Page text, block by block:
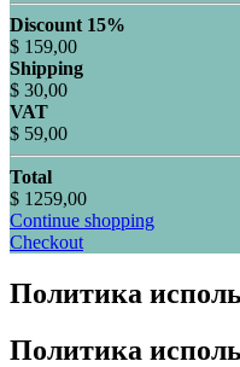
Discount 15%
$ 159,00
Shipping
$ 30,00
VAT
$ 59,00
Total
$ 1259,00
Continue shopping
Checkout
Политика
Политика